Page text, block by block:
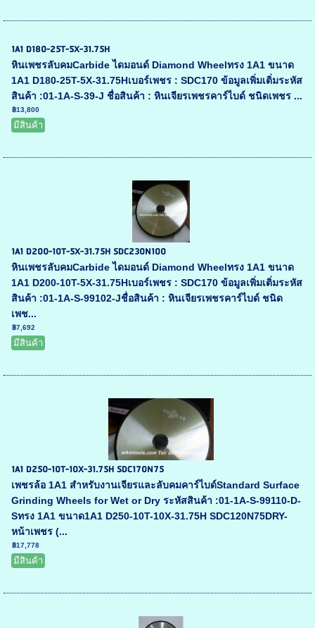
1A1 D180-25T-5X-31.75H
หินเพชรลับคมCarbide ไดมอนด์ Diamond Wheelทรง 1A1 ขนาด
1A1 D180-25T-5X-31.75Hเบอร์เพชร : SDC170 ข้อมูลเพิ่มเติ่มระหัส
สินค้า :01-1A-S-39-J ชื่อสินค้า : หินเจียรเพชรคาร์ไบด์ ชนิดเพชร ...
฿13,800
มีสินค้า
1A1 D200-10T-5X-31.75H SDC230N100
หินเพชรลับคมCarbide ไดมอนด์ Diamond Wheelทรง 1A1 ขนาด
1A1 D200-10T-5X-31.75Hเบอร์เพชร : SDC170 ข้อมูลเพิ่มเติ่มระหัส
สินค้า :01-1A-S-99102-Jชื่อสินค้า : หินเจียรเพชรคาร์ไบด์ ชนิด
เพช...
฿7,692
มีสินค้า
1A1 D250-10T-10X-31.75H SDC170N75
เพชรล้อ 1A1 สำหรับงานเจียรและลับคมคาร์ไบด์Standard Surface
Grinding Wheels for Wet or Dry ระหัสสินค้า :01-1A-S-99110-D-
Sทรง 1A1 ขนาด1A1 D250-10T-10X-31.75H SDC120N75DRY-
หน้าเพชร (...
฿17,778
มีสินค้า